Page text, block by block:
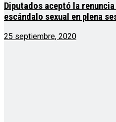
Diputados aceptó la
escándalo sexual en plena
25 septiembre, 2020